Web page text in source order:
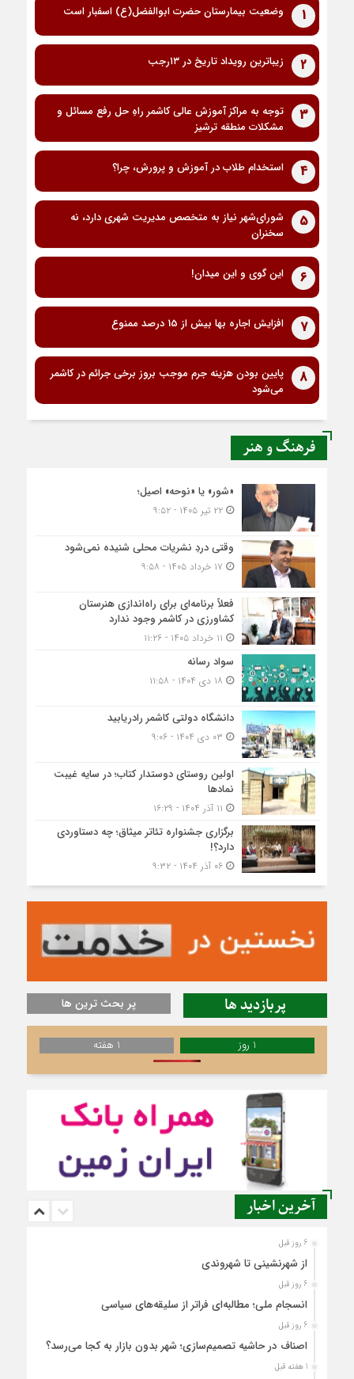
1 وضعیت بیمارستان حضرت ابوالفضل(ع) اسفبار است
2 زیباترین رویداد تاریخ در ۱۳رجب
3
توجه به مراکز آموزش عالی کاشمر راهِ حل رفع مسائل و
مشکلات منطقه ترشیز
4 استخدام طلاب در آموزش و پرورش، چرا؟
5
شورای‌شهر نیاز به متخصص مدیریت شهری دارد، نه
سخنران
6 این گوی و این میدان!
7 افزایش اجاره بها بیش از 15 درصد ممنوع
8
پایین بودن هزینه جرم موجب بروز برخی جرائم در کاشمر
می‌شود
فرهنگ و هنر
«شور» یا «نوحه» اصیل؛
۲۲ تیر ۱۴۰۵ - ۹:۵۲
وقتی دردِ نشریات محلی شنیده نمی‌شود
فعلاً برنامه‌ای برای راه‌اندازی هنرستان
کشاورزی در کاشمر وجود ندارد
سواد رسانه
دانشگاه دولتی کاشمر‌ رادریابید
اولین روستای دوستدار کتاب؛ در سایه غیبت
نمادها
برگزاری جشنواره تئاتر میثاق؛ چه دستاوردی
دارد؟!
۰۶ آذر ۱۴۰۴ - ۹:۳۲
پربازدید ها پر بحث ترین ها
1 روز 1 هفته
آخرین اخبار
6 روز قبل
از شهرنشینی تا شهروندی
6 روز قبل
انسجام ملی؛ مطالبه‌ای فراتر از سلیقه‌های سیاسی
6 روز قبل
اصناف در حاشیه تصمیم‌سازی؛ شهر بدون بازار به کجا می‌رسد؟
1 هفته قبل